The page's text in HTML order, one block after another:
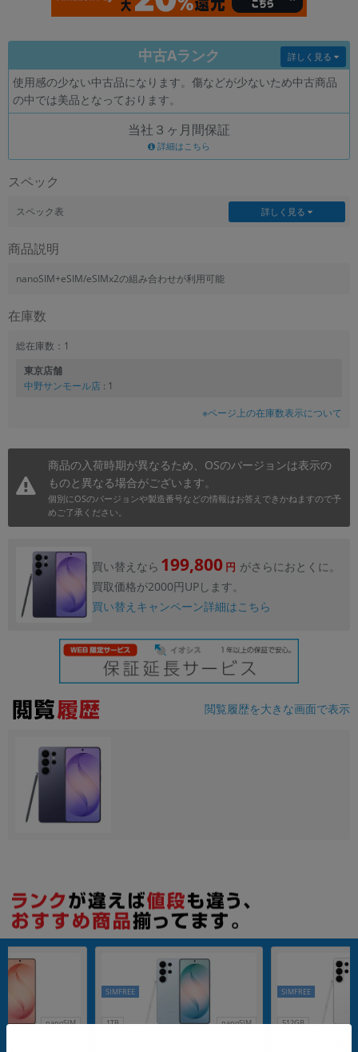
中古Aランク
使用感の少ない中古品になります。傷などが少ないため中古商品
の中では美品となっております。
詳しく見る
当社３ヶ月間保証
詳細はこちら
スペック
スペック表 詳しく見る
商品説明
nanoSIM+eSIM/eSIMx2の組み合わせが利用可能
在庫数
総在庫数：1
東京店舗
中野サンモール店 : 1
※ページ上の在庫数表示について
商品の入荷時期が異なるため、OSのバージョンは表示の
ものと異なる場合がございます。
個別にOSのバージョンや製造番号などの情報はお答えできかねますので予
めご了承ください。
買い替えなら 199,800 円 がさらにおとくに。
買取価格が2000円UPします。
買い替えキャンペーン詳細はこちら
閲覧履歴を大きな画面で表示
nanoSIM 1TB nanoSIM
SIMFREE
512GB
SIMFREE
各項目のチェックボックスは「or検索」となります。
ただし機能別のみ「and検索」となります。